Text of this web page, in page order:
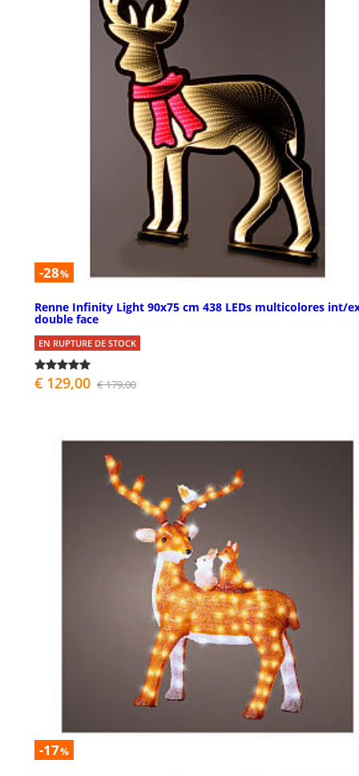
-28%
Renne Infinity Light 90x75 cm 438 LEDs multicolores int/
double face
EN RUPTURE DE STOCK
€ 129,00 € 179,00
-17%